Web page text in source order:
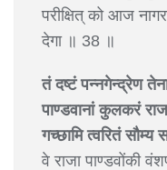
परीक्षित् को आज
देगा ॥ 38 ॥
तं दष्टं पन्नगेन्द्रेण
पाण्डवानां कुलकरं
गच्छामि त्वरितं
वे राजा पाण्डवोंकी